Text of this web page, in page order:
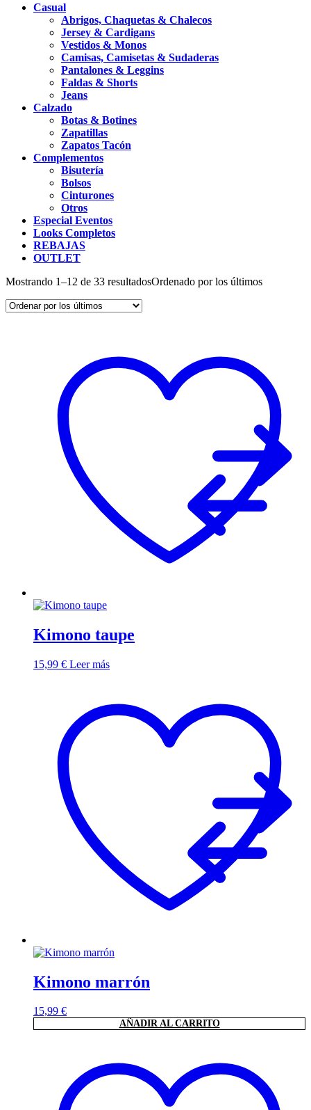
Casual
Abrigos, Chaquetas & Chalecos
Jersey & Cardigans
Vestidos & Monos
Camisas, Camisetas & Sudaderas
Pantalones & Leggins
Faldas & Shorts
Jeans
Calzado
Botas & Botines
Zapatillas
Zapatos Tacón
Complementos
Bisutería
Bolsos
Cinturones
Otros
Especial Eventos
Looks Completos
REBAJAS
OUTLET
Mostrando 1–12 de 33 resultadosOrdenado por los últimos
Kimono taupe
15,99 € Leer más
Kimono marrón
15,99 €
AÑADIR AL CARRITO